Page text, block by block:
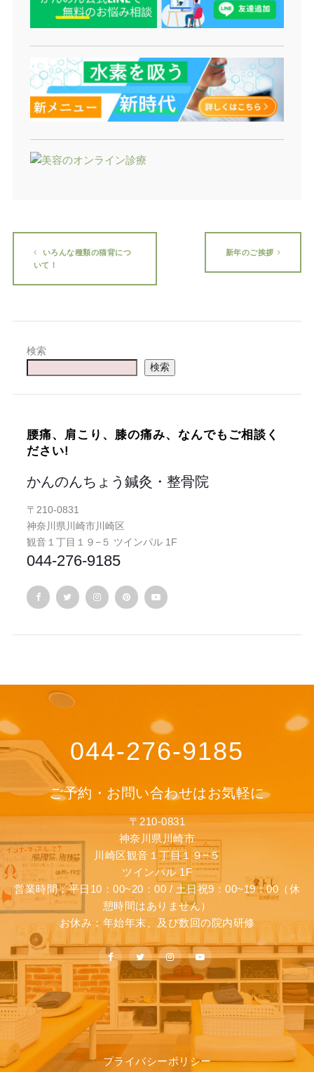
いろんな種類の猫背につ
いて！
新年のご挨拶
検索
検索
腰痛、肩こり、膝の痛み、なんでもご相談く
ださい!
かんのんちょう鍼灸・整骨院
〒210-0831
神奈川県川崎市川崎区
観音１丁目１９−５ ツインパル 1F
044-276-9185
044-276-9185
ご予約・お問い合わせはお気軽に
〒210-0831
神奈川県川崎市
川崎区観音１丁目１９−５
ツインパル 1F
営業時間：平日10：00~20：00 / 土日祝9：00~19：00（休
憩時間はありません）
お休み：年始年末、及び数回の院内研修
プライバシーポリシー